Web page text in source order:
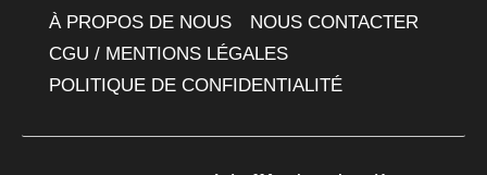
À PROPOS DE NOUS
NOUS CONTACTER
CGU / MENTIONS LÉGALES
POLITIQUE DE CONFIDENTIALITÉ